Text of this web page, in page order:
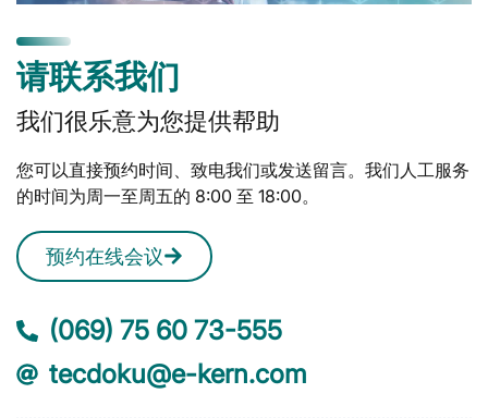
请联系我们
我们很乐意为您提供帮助
您可以直接预约时间、致电我们或发送留言。我们人工服务
的时间为周一至周五的 8:00 至 18:00。
预约在线会议
(069) 75 60 73-555
tecdoku@e-kern.com